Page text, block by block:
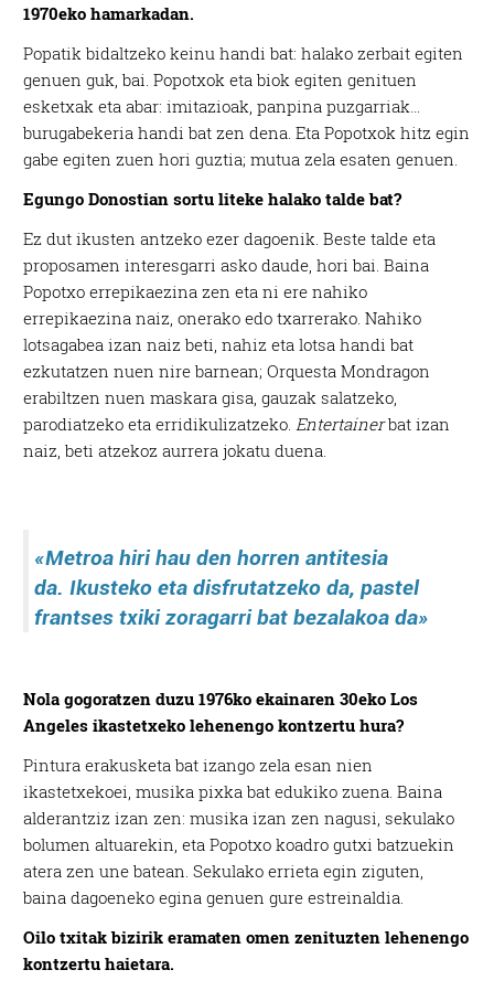
1970eko hamarkadan.
Popatik bidaltzeko keinu handi bat: halako zerbait egiten
genuen guk, bai. Popotxok eta biok egiten genituen
esketxak eta abar: imitazioak, panpina puzgarriak…
burugabekeria handi bat zen dena. Eta Popotxok hitz egin
gabe egiten zuen hori guztia; mutua zela esaten genuen.
Egungo Donostian sortu liteke halako talde bat?
Ez dut ikusten antzeko ezer dagoenik. Beste talde eta
proposamen interesgarri asko daude, hori bai. Baina
Popotxo errepikaezina zen eta ni ere nahiko
errepikaezina naiz, onerako edo txarrerako. Nahiko
lotsagabea izan naiz beti, nahiz eta lotsa handi bat
ezkutatzen nuen nire barnean; Orquesta Mondragon
erabiltzen nuen maskara gisa, gauzak salatzeko,
parodiatzeko eta erridikulizatzeko. Entertainerbat izan
naiz, beti atzekoz aurrera jokatu duena.
«Metroa hiri hau denhorren antitesia
da.Ikusteko eta disfrutatzeko da, pastel
frantses txikizoragarri bat bezalakoa da»
Nola gogoratzen duzu 1976ko ekainaren 30eko Los
Angeles ikastetxeko lehenengo kontzertu hura?
Pintura erakusketa bat izango zela esan nien
ikastetxekoei, musika pixka bat edukiko zuena. Baina
alderantziz izan zen: musika izan zen nagusi, sekulako
bolumen altuarekin, eta Popotxo koadro gutxi batzuekin
atera zen une batean. Sekulako errieta egin ziguten,
baina dagoeneko egina genuen gure estreinaldia.
Oilo txitak bizirik eramaten omen zenituzten lehenengo
kontzertu haietara.